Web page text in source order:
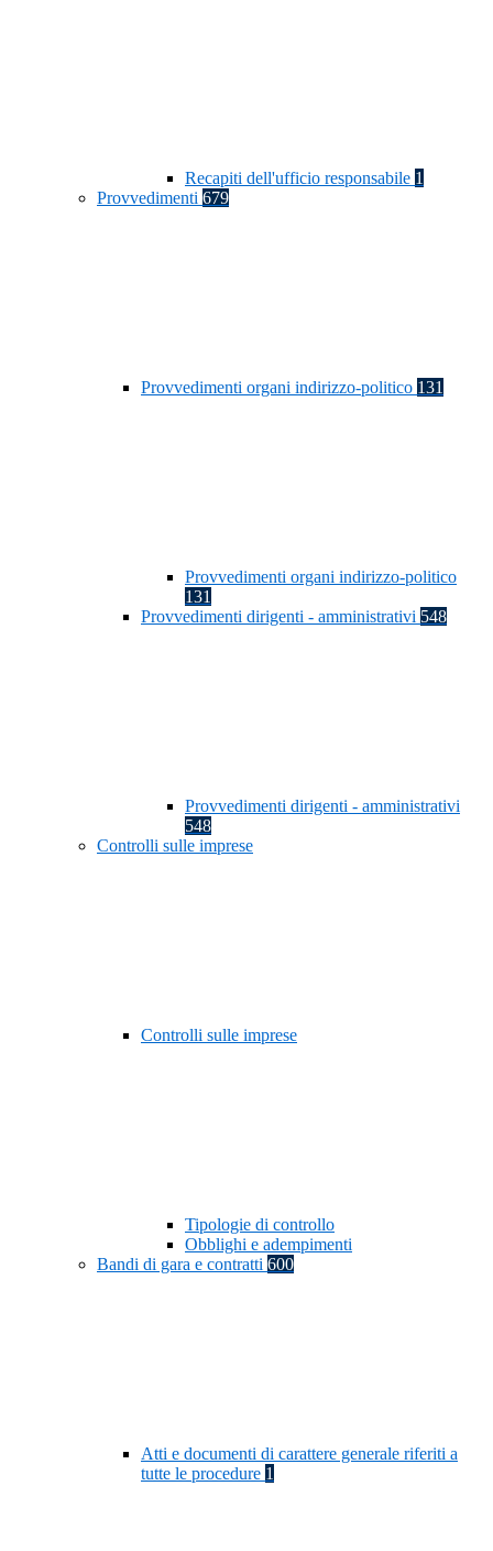
Recapiti dell'ufficio responsabile 1
Provvedimenti 679
Provvedimenti organi indirizzo-politico 131
Provvedimenti organi indirizzo-politico
131
Provvedimenti dirigenti - amministrativi 548
Provvedimenti dirigenti - amministrativi
548
Controlli sulle imprese
Controlli sulle imprese
Tipologie di controllo
Obblighi e adempimenti
Bandi di gara e contratti 600
Atti e documenti di carattere generale riferiti a
tutte le procedure 1